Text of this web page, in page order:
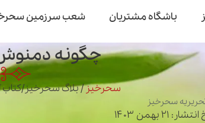
باشگاه مشتریان شعب سرزمین
چگونه
سحرخیز/بلاگ سحرخیز/
سحرخیز
۲۱ بهمن ۱۴۰۳